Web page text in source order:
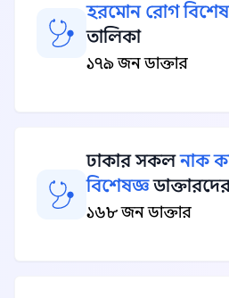
হরমোন রোগ
তালিকা
১৭৯ জন ডাক্তার
ঢাকার সকলনাক
বিশেষজ্ঞ
১৬৮ জন ডাক্তার